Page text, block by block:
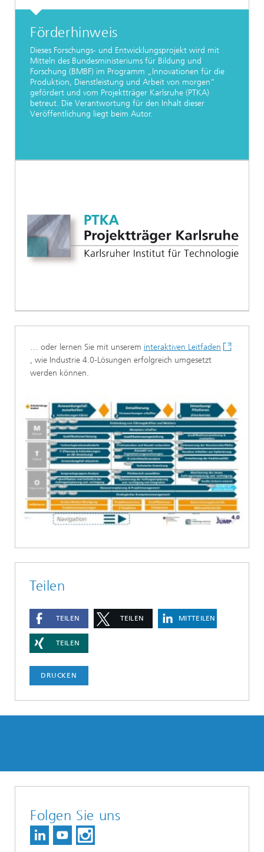
Förderhinweis
Dieses Forschungs- und Entwicklungsprojekt wird mit
Mitteln des Bundesministeriums für Bildung und
Forschung (BMBF) im Programm „Innovationen für die
Produktion, Dienstleistung und Arbeit von morgen“
gefördert und vom Projektträger Karlsruhe (PTKA)
betreut. Die Verantwortung für den Inhalt dieser
Veröffentlichung liegt beim Autor.
… oder lernen Sie mit unserem interaktiven Leitfaden
, wie Industrie 4.0-Lösungen erfolgreich umgesetzt
werden können.
Teilen
TEILEN TEILEN MITTEILEN
TEILEN
DRUCKEN
Folgen Sie uns